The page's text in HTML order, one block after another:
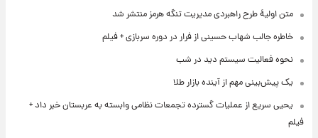
متن اولیۀ طرح راهبردی مدیریت تنگه هرمز منتشر شد
خاطره جالب شهاب حسینی از فرار در دوره سربازی + فیلم
نحوه فعالیت سیستم دید در شب
یک پیش‌بینی مهم از آینده بازار طلا
یحیی سریع از عملیات گسترده تجمعات نظامی وابسته به عربستان خبر داد +
فیلم